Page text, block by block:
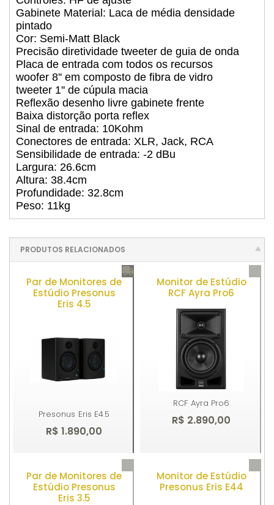
Gabinete Material: Laca de média densidade
pintado
Cor: Semi-Matt Black
Precisão diretividade tweeter de guia de onda
Placa de entrada com todos os recursos
woofer 8'' em composto de fibra de vidro
tweeter 1'' de cúpula macia
Reflexão desenho livre gabinete frente
Baixa distorção porta reflex
Sinal de entrada: 10Kohm
Conectores de entrada: XLR, Jack, RCA
Sensibilidade de entrada: -2 dBu
Largura: 26.6cm
Altura: 38.4cm
Profundidade: 32.8cm
Peso: 11kg
PRODUTOS RELACIONADOS
Par de Monitores de
Estúdio Presonus
Eris 4.5
Presonus Eris E4.5
R$ 1.890,00
Comprar
Monitor de Estúdio
RCF Ayra Pro6
RCF Ayra Pro6
R$ 2.890,00
Comprar
Par de Monitores de
Estúdio Presonus
Eris 3.5
Monitor de Estúdio
Presonus Eris E44